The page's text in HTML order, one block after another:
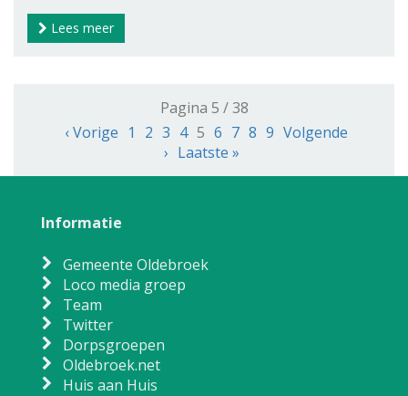
Lees meer
Pagina 5 / 38
‹ Vorige 1 2 3 4 5 6 7 8 9 Volgende
› Laatste »
Informatie
Gemeente Oldebroek
Loco media groep
Team
Twitter
Dorpsgroepen
Oldebroek.net
Huis aan Huis